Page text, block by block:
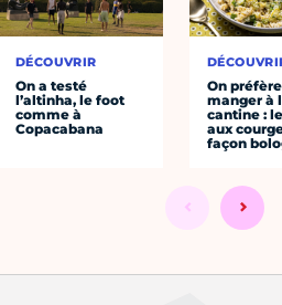
DÉCOUVRIR
On a testé
l’altinha, le foot
comme à
Copacabana
On préfère
manger à
cantine :
aux
façon